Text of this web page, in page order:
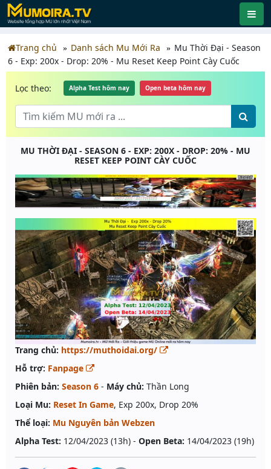
Trang chủ Danh sách Mu Mới Ra
Mu Thời Đại - Season
6 - Exp: 200x - Drop: 20% - Mu Reset Keep Point Cày Cuốc
Lọc theo: Alpha Test hôm nay Open beta hôm nay
MU THỜI ĐẠI - SEASON 6 - EXP: 200X - DROP: 20% - MU
RESET KEEP POINT CÀY CUỐC
Trang chủ: https://muthoidai.org/
Hỗ trợ: Fanpage
Phiên bản: Season 6 - Máy chủ: Thần Long
Loại Mu: Reset In Game, Exp 200x, Drop 20%
Thể loại: Mu Nguyên bản Webzen
Alpha Test: 12/04/2023 (13h) - Open Beta: 14/04/2023 (19h)